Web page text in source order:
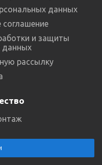
данных
соглашение
и защиты
данных
рассылку